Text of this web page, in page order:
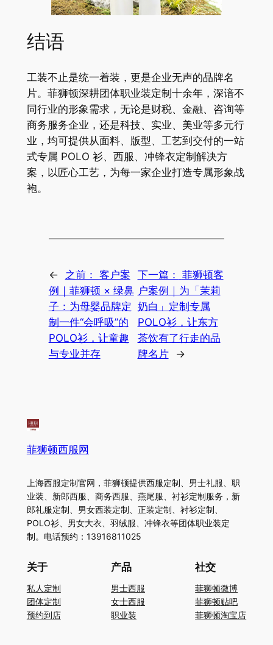
结语
工装不止是统一着装，更是企业无声的品牌名
片。菲狮顿深耕团体职业装定制十余年，深谙不
同行业的形象需求，无论是财税、金融、咨询等
商务服务企业，还是科技、实业、美业等多元行
业，均可提供从面料、版型、工艺到交付的一站
式专属 POLO 衫、西服、冲锋衣定制解决方
案，以匠心工艺，为每一家企业打造专属形象战
袍。
← 之前： 客户案
例｜菲狮顿 × 绿鼻
子：为母婴品牌定
制一件“会呼吸”的
POLO衫，让童趣
与专业并存
下一篇： 菲狮顿客
户案例｜为「茉莉
奶白」定制专属
POLO衫，让东方
茶饮有了行走的品
牌名片
→
菲狮顿西服网
上海西服定制官网，菲狮顿提供西服定制、男士礼服、职
业装、新郎西服、商务西服、燕尾服、衬衫定制服务，新
郎礼服定制、男女西装定制、正装定制、衬衫定制、
POLO衫、男女大衣、羽绒服、冲锋衣等团体职业装定
制。电话预约：13916811025
关于
私人定制
团体定制
预约到店
产品
男士西服
女士西服
职业装
社交
菲狮顿微博
菲狮顿贴吧
菲狮顿淘宝店